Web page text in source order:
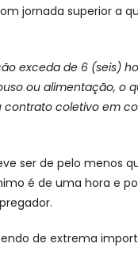
jornada superior a
exceda de 6 (seis)
ou alimentação, o
contrato coletivo em
ser de pelo menos
é de uma hora e
de extrema